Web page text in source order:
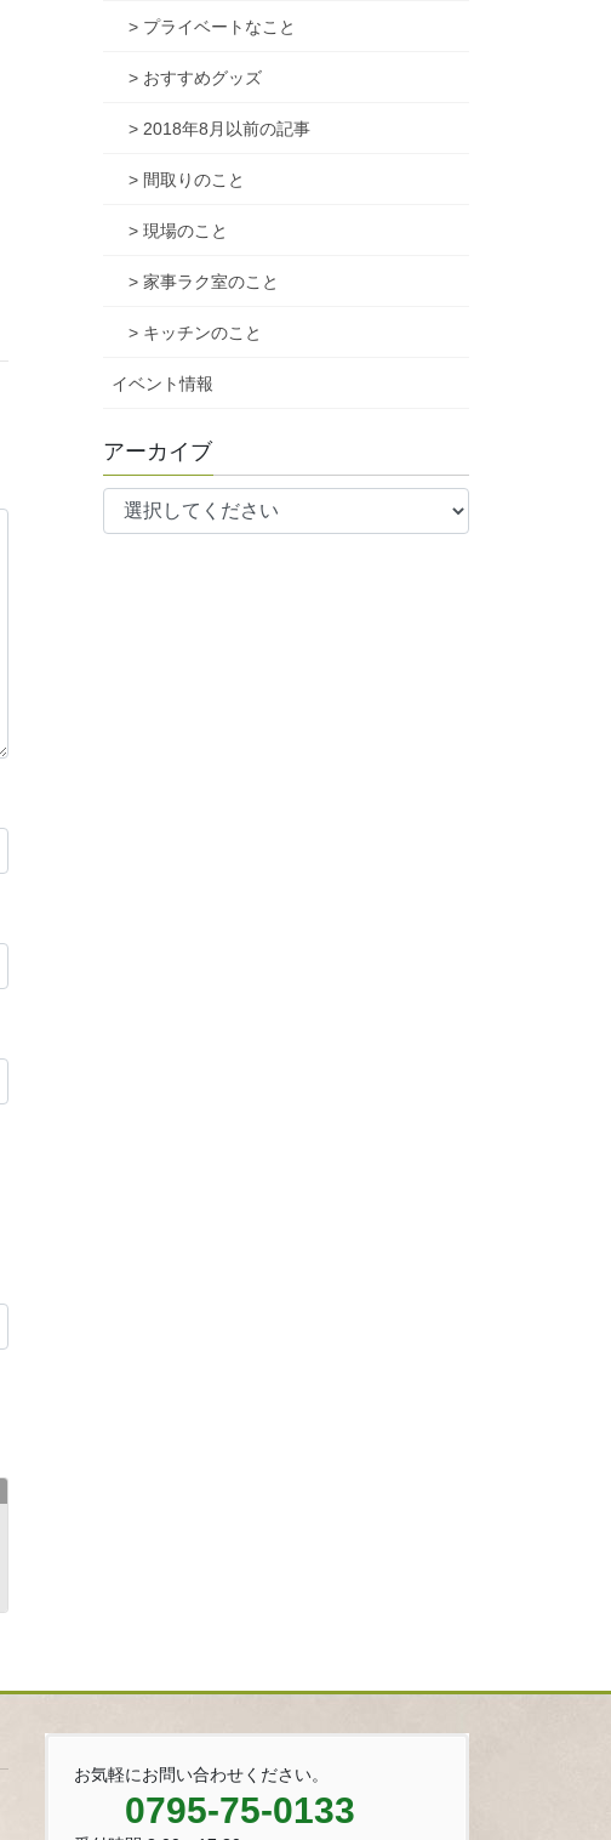
> プライベートなこと
> おすすめグッズ
> 2018年8月以前の記事
> 間取りのこと
> 現場のこと
> 家事ラク室のこと
> キッチンのこと
イベント情報
アーカイブ
お気軽にお問い合わせください。
0795-75-0133